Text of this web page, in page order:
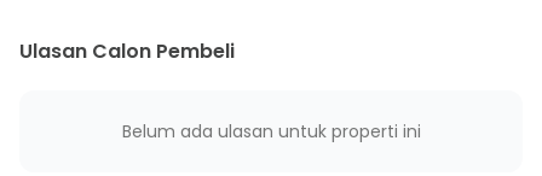
Ulasan Calon Pembeli
Belum ada ulasan untuk properti ini